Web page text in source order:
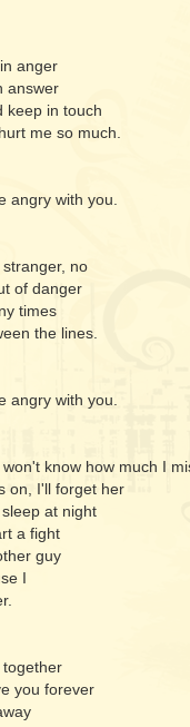
anger
answer
keep in touch
me so much.
angry with you.
no
of danger
times
the lines.
angry with you.
know how much I
on, I'll forget her
at night
a fight
guy
I
together
you forever